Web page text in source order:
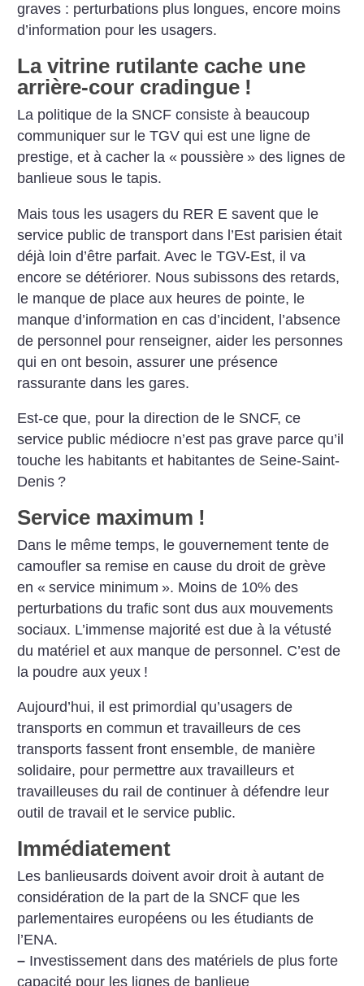
graves : perturbations plus longues, encore moins
d’information pour les usagers.
La vitrine rutilante cache une
arrière-cour cradingue !
La politique de la SNCF consiste à beaucoup
communiquer sur le TGV qui est une ligne de
prestige, et à cacher la « poussière » des lignes de
banlieue sous le tapis.
Mais tous les usagers du RER E savent que le
service public de transport dans l’Est parisien était
déjà loin d’être parfait. Avec le TGV-Est, il va
encore se détériorer. Nous subissons des retards,
le manque de place aux heures de pointe, le
manque d’information en cas d’incident, l’absence
de personnel pour renseigner, aider les personnes
qui en ont besoin, assurer une présence
rassurante dans les gares.
Est-ce que, pour la direction de le SNCF, ce
service public médiocre n’est pas grave parce qu’il
touche les habitants et habitantes de Seine-Saint-
Denis ?
Service maximum !
Dans le même temps, le gouvernement tente de
camoufler sa remise en cause du droit de grève
en « service minimum ». Moins de 10% des
perturbations du trafic sont dus aux mouvements
sociaux. L’immense majorité est due à la vétusté
du matériel et aux manque de personnel. C’est de
la poudre aux yeux !
Aujourd’hui, il est primordial qu’usagers de
transports en commun et travailleurs de ces
transports fassent front ensemble, de manière
solidaire, pour permettre aux travailleurs et
travailleuses du rail de continuer à défendre leur
outil de travail et le service public.
Immédiatement
Les banlieusards doivent avoir droit à autant de
considération de la part de la SNCF que les
parlementaires européens ou les étudiants de
l’ENA.
– Investissement dans des matériels de plus forte
capacité pour les lignes de banlieue